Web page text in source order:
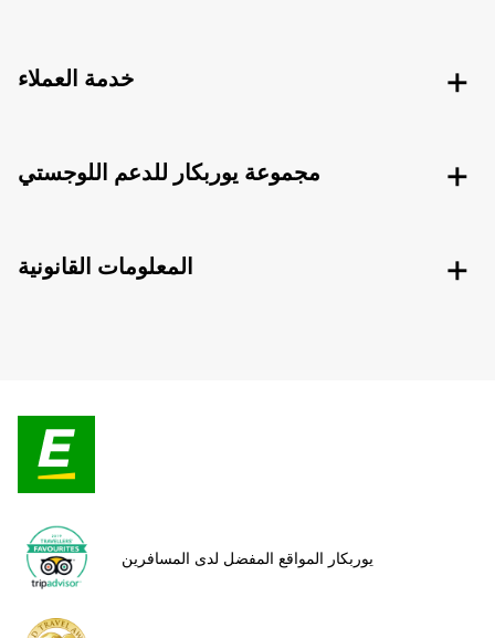
خدمة العملاء
مجموعة يوربكار للدعم اللوجستي
المعلومات القانونية
يوربكار المواقع المفضل لدى المسافرين